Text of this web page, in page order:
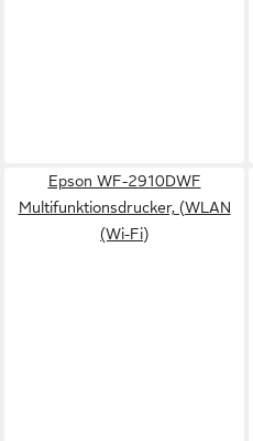
Epson WF-2910DWF
Multifunktionsdrucker, (WLAN
(Wi-Fi)